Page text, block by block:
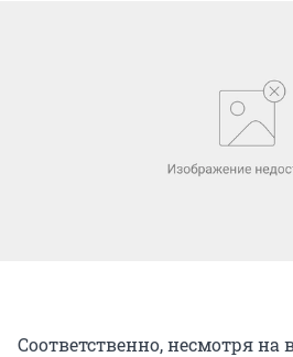
Соответственно, несмотря